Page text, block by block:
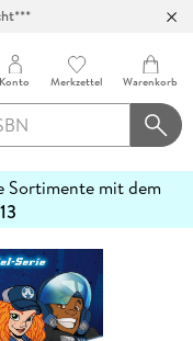
Konto Merkzettel Warenkorb
Sortimente mit dem